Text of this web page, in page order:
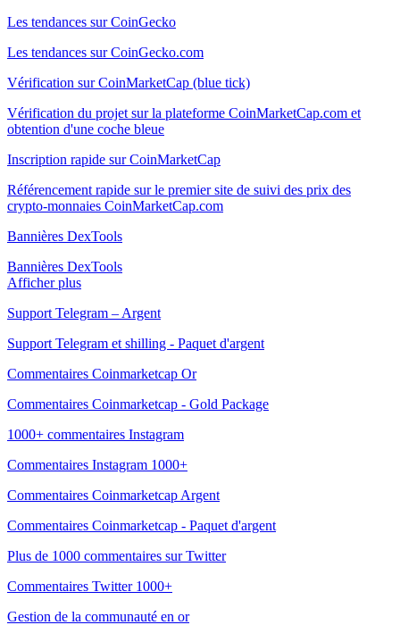
Les tendances sur CoinGecko
Les tendances sur CoinGecko.com
Vérification sur CoinMarketCap (blue tick)
Vérification du projet sur la plateforme CoinMarketCap.com et
obtention d'une coche bleue
Inscription rapide sur CoinMarketCap
Référencement rapide sur le premier site de suivi des prix des
crypto-monnaies CoinMarketCap.com
Bannières DexTools
Bannières DexTools
Afficher plus
Support Telegram – Argent
Support Telegram et shilling - Paquet d'argent
Commentaires Coinmarketcap Or
Commentaires Coinmarketcap - Gold Package
1000+ commentaires Instagram
Commentaires Instagram 1000+
Commentaires Coinmarketcap Argent
Commentaires Coinmarketcap - Paquet d'argent
Plus de 1000 commentaires sur Twitter
Commentaires Twitter 1000+
Gestion de la communauté en or